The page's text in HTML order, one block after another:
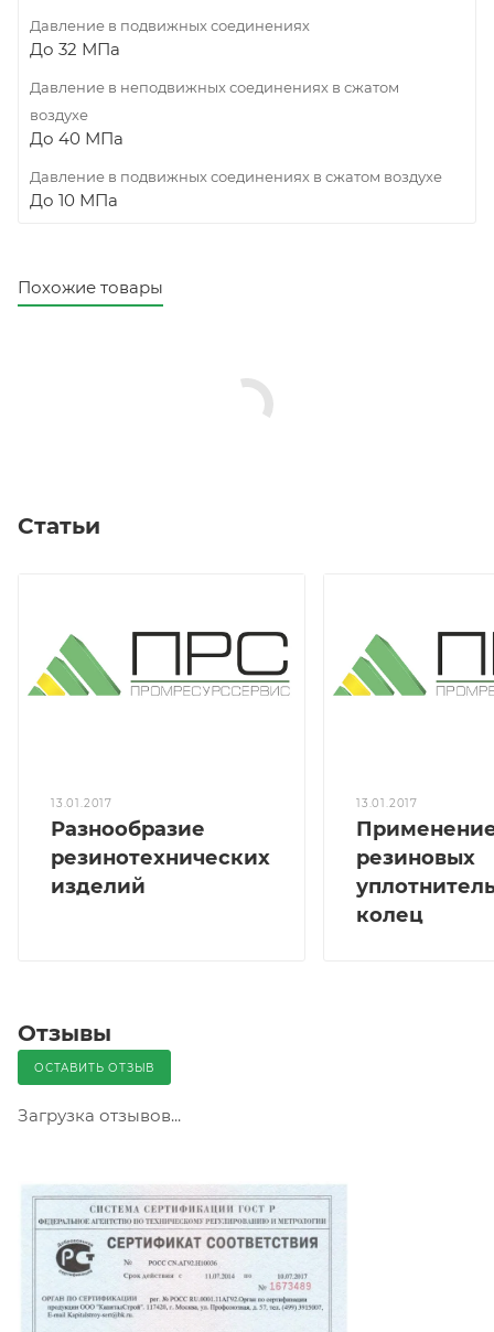
Давление в подвижных соединениях
До 32 МПа
Давление в неподвижных соединениях в сжатом
воздухе
До 40 МПа
Давление в подвижных соединениях в сжатом воздухе
До 10 МПа
Похожие товары
Статьи
13.01.2017
Разнообразие
резинотехнических
изделий
13.01.2017
резиновых
колец
Отзывы
ОСТАВИТЬ ОТЗЫВ
Загрузка отзывов...